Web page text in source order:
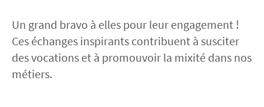
Un grand bravo à elles pour leur engagement !
Ces échanges inspirants contribuent à susciter
des vocations et à promouvoir la mixité dans nos
métiers.